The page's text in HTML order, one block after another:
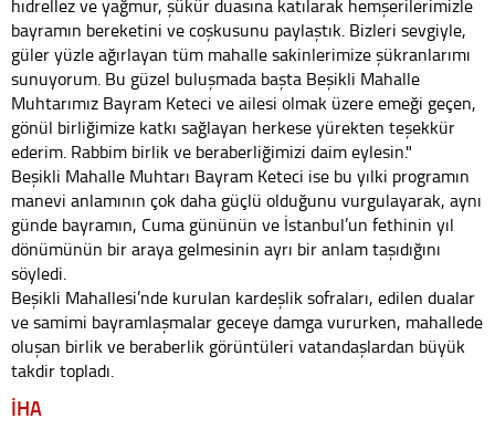
hıdrellez ve yağmur, şükür duasına katılarak hemşerilerimizle
bayramın bereketini ve coşkusunu paylaştık. Bizleri sevgiyle,
güler yüzle ağırlayan tüm mahalle sakinlerimize şükranlarımı
sunuyorum. Bu güzel buluşmada başta Beşikli Mahalle
Muhtarımız Bayram Keteci ve ailesi olmak üzere emeği geçen,
gönül birliğimize katkı sağlayan herkese yürekten teşekkür
ederim. Rabbim birlik ve beraberliğimizi daim eylesin."
Beşikli Mahalle Muhtarı Bayram Keteci ise bu yılki programın
manevi anlamının çok daha güçlü olduğunu vurgulayarak, aynı
günde bayramın, Cuma gününün ve İstanbul’un fethinin yıl
dönümünün bir araya gelmesinin ayrı bir anlam taşıdığını
söyledi.
Beşikli Mahallesi’nde kurulan kardeşlik sofraları, edilen dualar
ve samimi bayramlaşmalar geceye damga vururken, mahallede
oluşan birlik ve beraberlik görüntüleri vatandaşlardan büyük
takdir topladı.
İHA